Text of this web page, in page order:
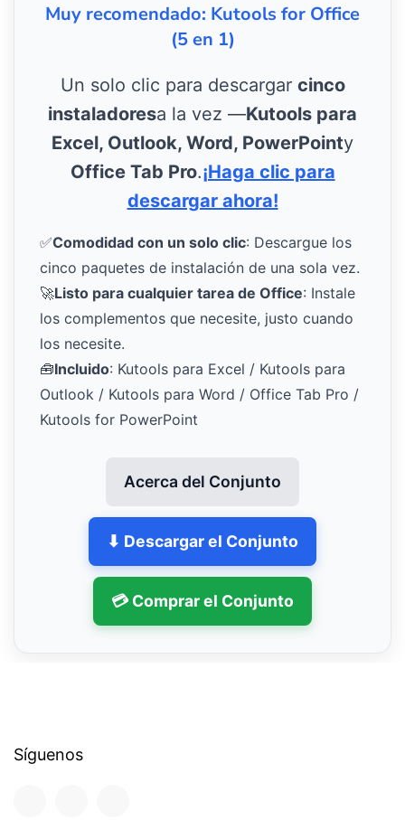
Muy recomendado: Kutools for Office
(5 en 1)
Un solo clic para descargar cinco
instaladoresa la vez —Kutools para
Excel, Outlook, Word, PowerPointy
Office Tab Pro.¡Haga clic para
descargar ahora!
✅Comodidad con un solo clic: Descargue los
cinco paquetes de instalación de una sola vez.
🚀Listo para cualquier tarea de Office: Instale
los complementos que necesite, justo cuando
los necesite.
🧰Incluido: Kutools para Excel / Kutools para
Outlook / Kutools para Word / Office Tab Pro /
Kutools for PowerPoint
Acerca del Conjunto
⬇ Descargar el Conjunto
💳 Comprar el Conjunto
Síguenos